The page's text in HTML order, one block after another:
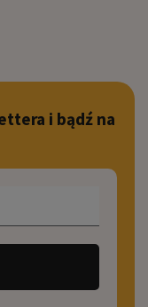
i bądź na